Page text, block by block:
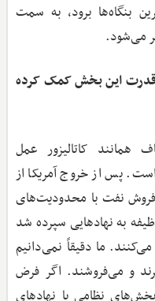
بنگاه‌ها برود، به سمت
می‌شود.
قدرت این بخش کمک کرده
همانند کاتالیزور عمل
پس از خروج آمریکا از
فروش نفت با محدودیت‌های
به نهادهایی سپرده شد
ما دقیقاً نمی‌دانیم
و می‌فروشند. اگر فرض
نظامی یا نهادهای